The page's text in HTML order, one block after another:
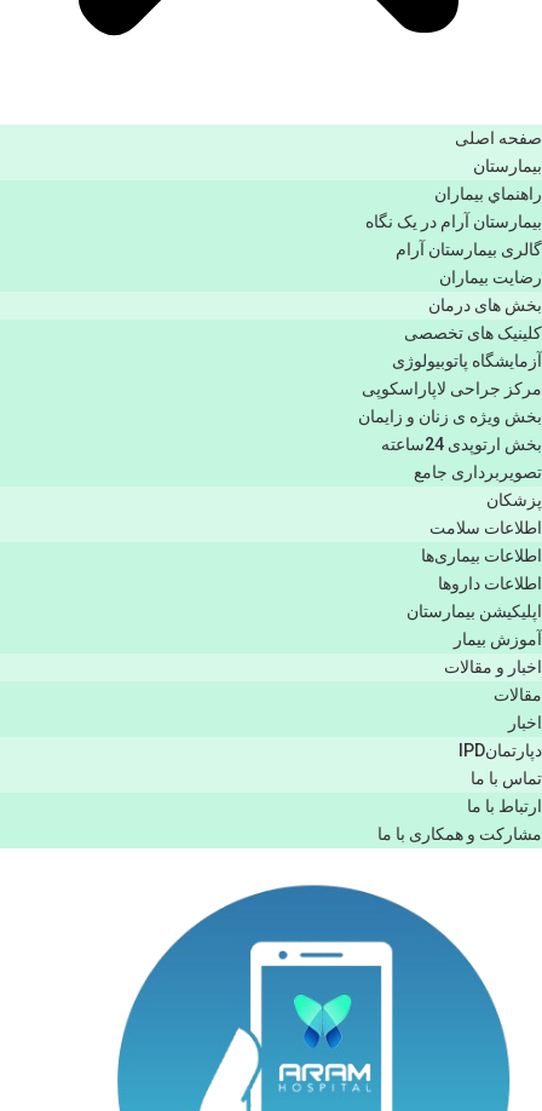
صفحه اصلی
بيمارستان
راهنماي بیماران
بیمارستان آرام در یک نگاه
گالری بیمارستان آرام
رضایت بیماران
بخش های درمان
کلینیک های تخصصی
آزمایشگاه پاتوبیولوژی
مرکز جراحی لاپاراسکوپی
بخش ویژه ی زنان و زایمان
بخش ارتوپدی 24ساعته
تصویربرداری جامع
پزشكان
اطلاعات سلامت
اطلاعات بیماری‌ها
اطلاعات دارو‌ها
اپليكيشن بيمارستان
آموزش بیمار
اخبار و مقالات
مقالات
اخبار
دپارتمانIPD
تماس با ما
ارتباط با ما
مشاركت و همكاری با ما